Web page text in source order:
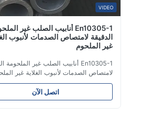
En10305-1 أنابيب الصلب غير الملحومة
الدقيقة لامتصاص الصدمات لأنبوب الغلاية
غير الملحوم
En10305-1 أنابيب الصلب غير الملحومة الدقيقة
لامتصاص الصدمات لأنبوب الغلاية غير الملحوم
أنابيب فولاذية غير ملحومة دقيقة لاستخدامها في
النظام الهيدروليكي وقطع غيار السيارات والآلات
الدقيقة للسيارات والأسطوانة. اسم المنتج أنبوب
اتصل الآن